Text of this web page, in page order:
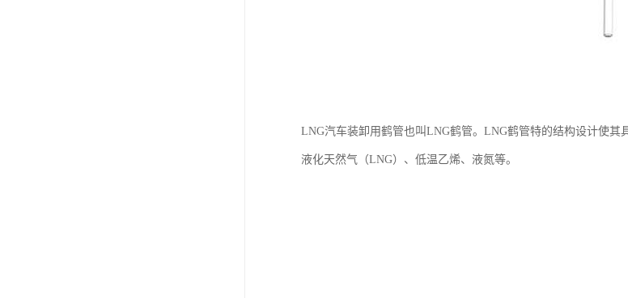
LNG汽车装卸用鹤管也叫LNG鹤管。LNG鹤管特的结构设计使其
液化天然气（LNG）、低温乙烯、液氮等。